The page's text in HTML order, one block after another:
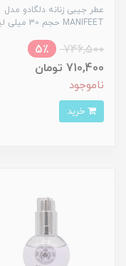
عطر جیبی زنانه دلگادو مدل
MANIFEET حجم 30 میلی لیتر
746,500
5٪
710,400 تومان
ناموجود